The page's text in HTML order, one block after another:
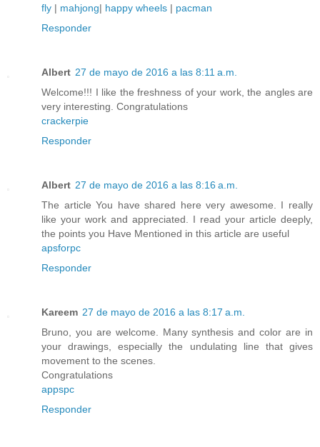
fly | mahjong| happy wheels | pacman
Responder
Albert 27 de mayo de 2016 a las 8:11 a.m.
Welcome!!! I like the freshness of your work, the angles are
very interesting. Congratulations
crackerpie
Responder
Albert 27 de mayo de 2016 a las 8:16 a.m.
The article You have shared here very awesome. I really
like your work and appreciated. I read your article deeply,
the points you Have Mentioned in this article are useful
apsforpc
Responder
Kareem 27 de mayo de 2016 a las 8:17 a.m.
Bruno, you are welcome. Many synthesis and color are in
your drawings, especially the undulating line that gives
movement to the scenes.
Congratulations
appspc
Responder